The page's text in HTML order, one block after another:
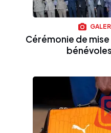
Cérémonie de